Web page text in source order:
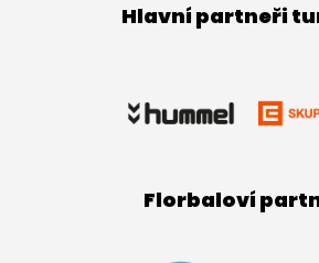
Hlavní partneři
Florbaloví